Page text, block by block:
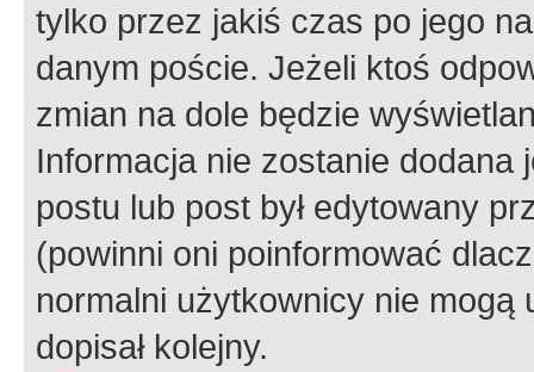
tylko przez jakiś czas po jego
danym poście. Jeżeli ktoś
zmian na dole będzie
Informacja nie zostanie dodana
postu lub post był edytowany
(powinni oni poinformować
normalni użytkownicy nie
dopisał kolejny.